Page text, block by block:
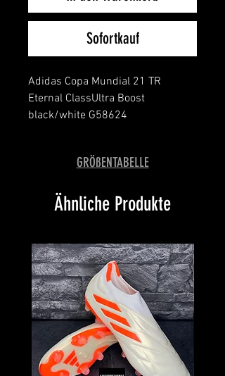
Sofortkauf
Adidas Copa Mundial 21 TR
Eternal ClassUltra Boost
black/white G58624
GRÖßENTABELLE
Ähnliche Produkte